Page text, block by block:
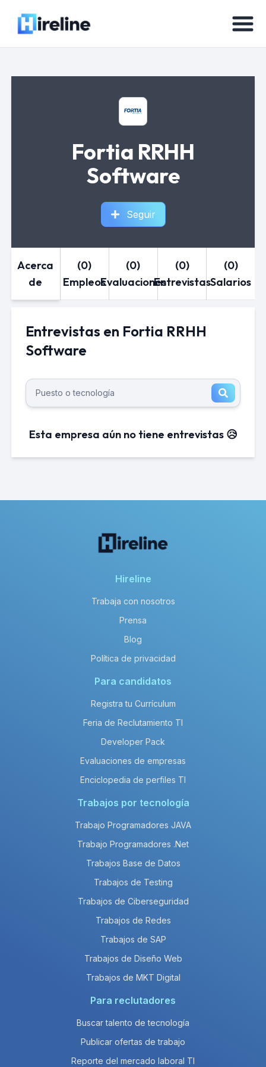
Fortia RRHH
Software
Seguir
Acerca
de
(0)
Empleos
(0)
Evaluaciones
(0)
Entrevistas
(0)
Salarios
Entrevistas en Fortia RRHH
Software
Esta empresa aún no tiene entrevistas 😥
Hireline
Trabaja con nosotros
Prensa
Blog
Política de privacidad
Para candidatos
Registra tu Currículum
Feria de Reclutamiento TI
Developer Pack
Evaluaciones de empresas
Enciclopedia de perfiles TI
Trabajos por tecnología
Trabajo Programadores JAVA
Trabajo Programadores .Net
Trabajos Base de Datos
Trabajos de Testing
Trabajos de Ciberseguridad
Trabajos de Redes
Trabajos de SAP
Trabajos de Diseño Web
Trabajos de MKT Digital
Para reclutadores
Buscar talento de tecnología
Publicar ofertas de trabajo
Reporte del mercado laboral TI